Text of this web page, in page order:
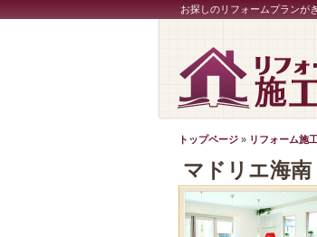
お探しのリフォームプランが
トップページ » リフォーム施
マドリエ海